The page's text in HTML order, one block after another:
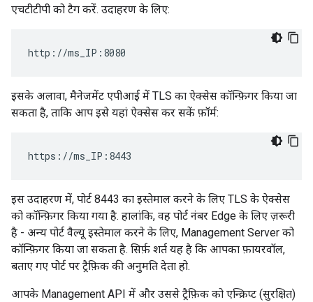
एचटीटीपी को टैग करें. उदाहरण के लिए:
http://ms_IP:8080
इसके अलावा, मैनेजमेंट एपीआई में TLS का ऐक्सेस कॉन्फ़िगर किया जा
सकता है, ताकि आप इसे यहां ऐक्सेस कर सकें फ़ॉर्म:
https://ms_IP:8443
इस उदाहरण में, पोर्ट 8443 का इस्तेमाल करने के लिए TLS के ऐक्सेस
को कॉन्फ़िगर किया गया है. हालांकि, वह पोर्ट नंबर Edge के लिए ज़रूरी
है - अन्य पोर्ट वैल्यू इस्तेमाल करने के लिए, Management Server को
कॉन्फ़िगर किया जा सकता है. सिर्फ़ शर्त यह है कि आपका फ़ायरवॉल,
बताए गए पोर्ट पर ट्रैफ़िक की अनुमति देता हो.
आपके Management API में और उससे ट्रैफ़िक को एन्क्रिप्ट (सुरक्षित)